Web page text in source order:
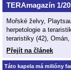
TERAmagazín 1/
Mořské želvy,
herpetologie a
teraristiky (42),
Přejít na článek
Táto kapela má milióny